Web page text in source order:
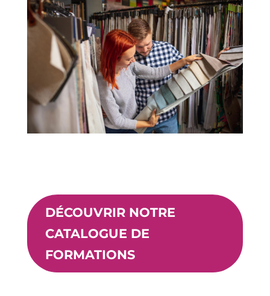
DÉCOUVRIR NOTRE
CATALOGUE DE
FORMATIONS